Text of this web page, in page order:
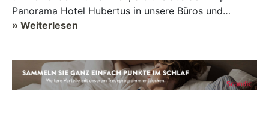
Panorama Hotel Hubertus in unsere Büros und
Wohnzimmer geliefert werden: Menschen, di...
» Weiterlesen